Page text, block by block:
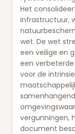
Het
infrastructuur,
wet. De wet
een veilige en
een
voor de
vergunningen,
document